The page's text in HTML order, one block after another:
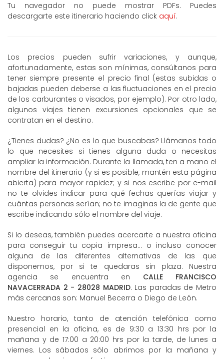
Tu navegador no puede mostrar PDFs. Puedes
descargarte este itinerario haciendo click aquí.
Los precios pueden sufrir variaciones, y aunque,
afortunadamente, estas son mínimas, consúltanos para
tener siempre presente el precio final (estas subidas o
bajadas pueden deberse a las fluctuaciones en el precio
de los carburantes o visados, por ejemplo). Por otro lado,
algunos viajes tienen excursiones opcionales que se
contratan en el destino.
¿Tienes dudas? ¿No es lo que buscabas? Llámanos todo
lo que necesites si tienes alguna duda o necesitas
ampliar la información. Durante la llamada, ten a mano el
nombre del itinerario (y si es posible, mantén esta página
abierta) para mayor rapidez; y si nos escribe por e-mail
no te olvides indicar para qué fechas querías viajar y
cuántas personas serían; no te imaginas la de gente que
escribe indicando sólo el nombre del viaje.
Si lo deseas, también puedes acercarte a nuestra oficina
para conseguir tu copia impresa... o incluso conocer
alguna de las diferentes alternativas de las que
disponemos, por si te quedaras sin plaza. Nuestra
agencia se encuentra en CALLE FRANCISCO
NAVACERRADA 2 - 28028 MADRID. Las paradas de Metro
más cercanas son: Manuel Becerra o Diego de León.
Nuestro horario, tanto de atención telefónica como
presencial en la oficina, es de 9:30 a 13:30 hrs por la
mañana y de 17:00 a 20:00 hrs por la tarde, de lunes a
viernes. Los sábados sólo abrimos por la mañana y